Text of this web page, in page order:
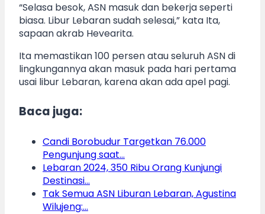
“Selasa besok, ASN masuk dan bekerja seperti
biasa. Libur Lebaran sudah selesai,” kata Ita,
sapaan akrab Hevearita.
Ita memastikan 100 persen atau seluruh ASN di
lingkungannya akan masuk pada hari pertama
usai libur Lebaran, karena akan ada apel pagi.
Baca juga:
Candi Borobudur Targetkan 76.000
Pengunjung saat…
Lebaran 2024, 350 Ribu Orang Kunjungi
Destinasi…
Tak Semua ASN Liburan Lebaran, Agustina
Wilujeng:…